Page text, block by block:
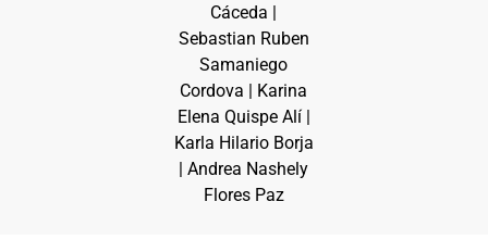
Cáceda |
Sebastian Ruben
Samaniego
Cordova | Karina
Elena Quispe Alí |
Karla Hilario Borja
| Andrea Nashely
Flores Paz